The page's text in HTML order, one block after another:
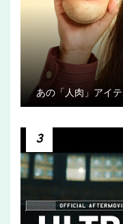
あの「人肉」アイ
3